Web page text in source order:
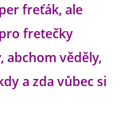
freťák, ale
fretečky
abchom věděly,
a zda vůbec si